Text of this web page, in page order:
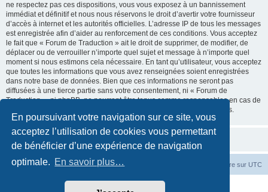
En poursuivant votre navigation sur ce site, vous
acceptez l’utilisation de cookies vous permettant
de bénéficier d’une expérience de navigation
optimale. En savoir plus…
ne respectez pas ces dispositions, vous vous exposez à un bannissement
immédiat et définitif et nous nous réservons le droit d’avertir votre fournisseur
d’accès à internet et les autorités officielles. L’adresse IP de tous les messages
est enregistrée afin d’aider au renforcement de ces conditions. Vous acceptez
le fait que « Forum de Traduction » ait le droit de supprimer, de modifier, de
déplacer ou de verrouiller n’importe quel sujet et message à n’importe quel
moment si nous estimons cela nécessaire. En tant qu’utilisateur, vous acceptez
que toutes les informations que vous avez renseignées soient enregistrées
dans notre base de données. Bien que ces informations ne seront pas
diffusées à une tierce partie sans votre consentement, ni « Forum de
Traduction », ni phpBB, ne pourront être tenus comme responsables en cas de
tentative de piratage informatique visant à compromettre vos données.
Accueil du forum Fuseau horaire sur UTC